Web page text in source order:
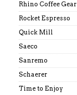
Rhino Coffee Gear
Rocket Espresso
Quick Mill
Saeco
Sanremo
Schaerer
Time to Enjoy